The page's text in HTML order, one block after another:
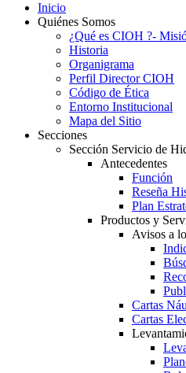
Inicio
Quiénes Somos
¿Qué es CIOH ?-
Historia
Organigrama
Perfil Director CIOH
Código de Ética
Entorno Institucional
Mapa del Sitio
Secciones
Sección Servicio de
Antecedentes
Función
Reseña
Plan
Productos y
Avisos a
Cartas
Cartas